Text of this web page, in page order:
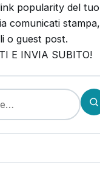
popularity del tuo
comunicati stampa,
o guest post.
E INVIA SUBITO!